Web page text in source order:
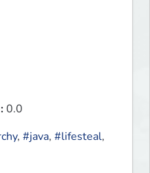
0.0
, #java, #lifesteal,